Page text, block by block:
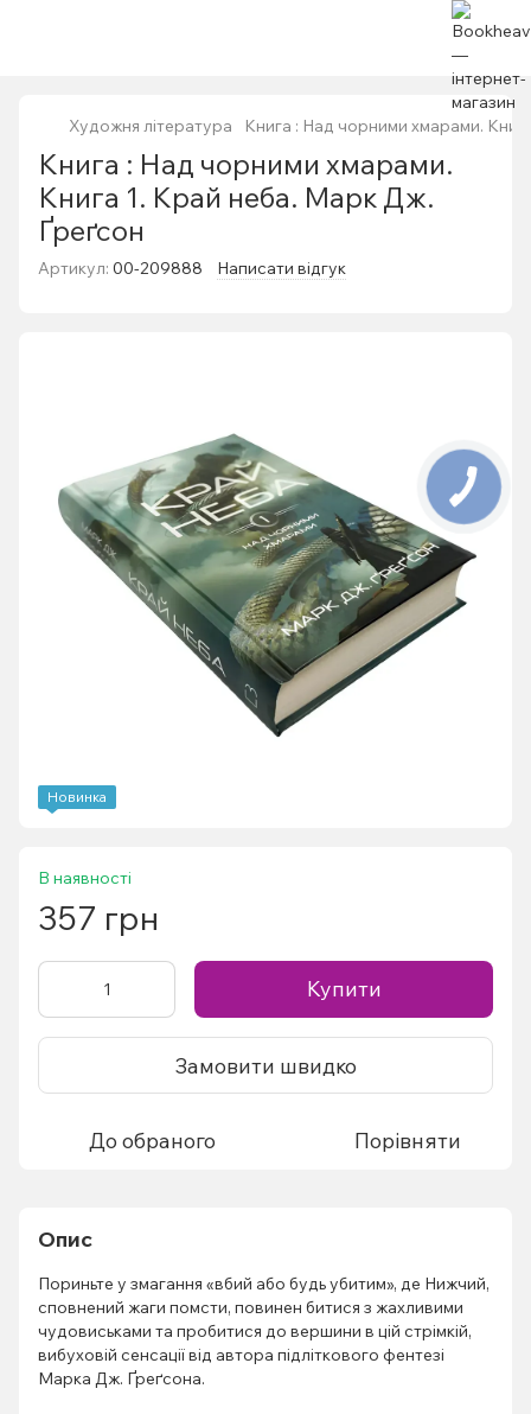
Художня література Книга : Над чорними хмарами.
Книга : Над чорними хмарами.
Книга 1. Край неба. Марк Дж.
Ґреґсон
Артикул: 00-209888 Написати відгук
Новинка
В наявності
357 грн
Купити
Замовити швидко
До обраного Порівняти
Опис
Пориньте у змагання «вбий або будь убитим», де Нижчий,
сповнений жаги помсти, повинен битися з жахливими
чудовиськами та пробитися до вершини в цій стрімкій,
вибуховій сенсації від автора підліткового фентезі
Марка Дж. Ґреґсона.